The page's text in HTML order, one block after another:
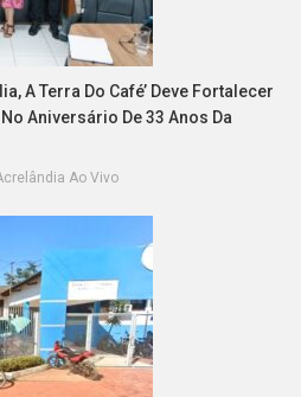
A Terra Do Café’ Deve Fortalecer
Aniversário De 33 Anos Da
Ao Vivo